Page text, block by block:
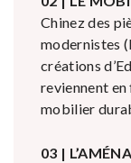
Chinez des
modernistes
créations
reviennent en
mobilier
03 |